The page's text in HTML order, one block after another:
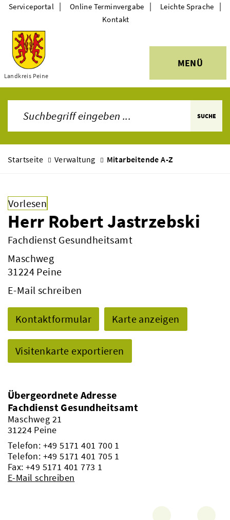
Themen
Landkreis Peine
MENÜ
Serviceportal | Online Terminvergabe | Leichte Sprache |
Kontakt
SUCHE
Startseite Verwaltung Mitarbeitende A-Z
Vorlesen
Herr Robert Jastrzebski
Fachdienst Gesundheitsamt
Maschweg
31224 Peine
E-Mail schreiben
Kontaktformular Karte anzeigen
Visitenkarte exportieren
Übergeordnete Adresse
Fachdienst Gesundheitsamt
Maschweg 21
31224 Peine
Telefon: +49 5171 401 700 1
Telefon: +49 5171 401 705 1
Fax: +49 5171 401 773 1
E-Mail schreiben